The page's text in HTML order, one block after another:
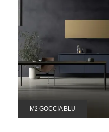
M2 GOCCIA BLU